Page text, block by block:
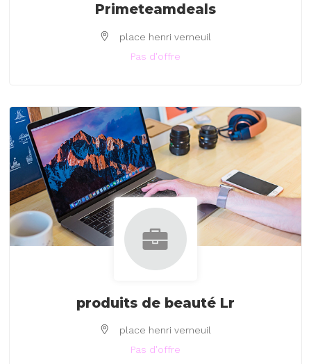
Primeteamdeals
place henri verneuil
Pas d'offre
produits de beauté Lr
place henri verneuil
Pas d'offre